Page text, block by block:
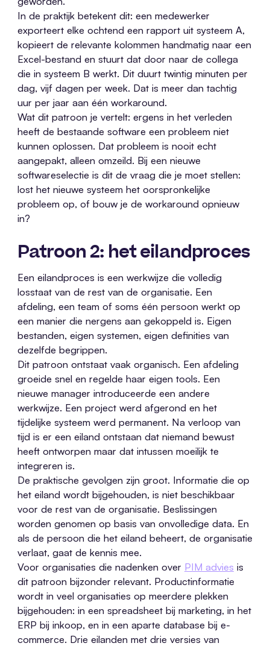
In de praktijk betekent dit: een medewerker
exporteert elke ochtend een rapport uit systeem A,
kopieert de relevante kolommen handmatig naar een
Excel-bestand en stuurt dat door naar de collega
die in systeem B werkt. Dit duurt twintig minuten per
dag, vijf dagen per week. Dat is meer dan tachtig
uur per jaar aan één workaround.
Wat dit patroon je vertelt: ergens in het verleden
heeft de bestaande software een probleem niet
kunnen oplossen. Dat probleem is nooit echt
aangepakt, alleen omzeild. Bij een nieuwe
softwareselectie is dit de vraag die je moet stellen:
lost het nieuwe systeem het oorspronkelijke
probleem op, of bouw je de workaround opnieuw
in?
Patroon 2: het eilandproces
Een eilandproces is een werkwijze die volledig
losstaat van de rest van de organisatie. Een
afdeling, een team of soms één persoon werkt op
een manier die nergens aan gekoppeld is. Eigen
bestanden, eigen systemen, eigen definities van
dezelfde begrippen.
Dit patroon ontstaat vaak organisch. Een afdeling
groeide snel en regelde haar eigen tools. Een
nieuwe manager introduceerde een andere
werkwijze. Een project werd afgerond en het
tijdelijke systeem werd permanent. Na verloop van
tijd is er een eiland ontstaan dat niemand bewust
heeft ontworpen maar dat intussen moeilijk te
integreren is.
De praktische gevolgen zijn groot. Informatie die op
het eiland wordt bijgehouden, is niet beschikbaar
voor de rest van de organisatie. Beslissingen
worden genomen op basis van onvolledige data. En
als de persoon die het eiland beheert, de organisatie
verlaat, gaat de kennis mee.
Voor organisaties die nadenken over PIM advies is
dit patroon bijzonder relevant. Productinformatie
wordt in veel organisaties op meerdere plekken
bijgehouden: in een spreadsheet bij marketing, in het
ERP bij inkoop, en in een aparte database bij e-
commerce. Drie eilanden met drie versies van